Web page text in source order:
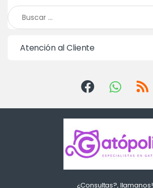
Buscar:
Atención al Cliente
¿Consultas?, llamanos!